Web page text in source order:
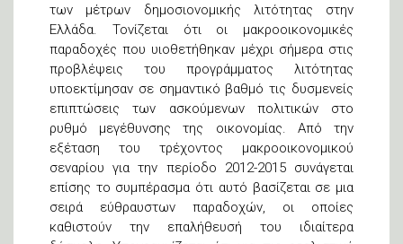
των μέτρων δημοσιονομικής λιτότητας στην
Ελλάδα. Τονίζεται ότι οι μακροοικονομικές
παραδοχές που υιοθετήθηκαν μέχρι σήμερα στις
προβλέψεις του προγράμματος λιτότητας
υποεκτίμησαν σε σημαντικό βαθμό τις δυσμενείς
επιπτώσεις των ασκούμενων πολιτικών στο
ρυθμό μεγέθυνσης της οικονομίας. Από την
εξέταση του τρέχοντος μακροοικονομικού
σεναρίου για την περίοδο 2012-2015 συνάγεται
επίσης το συμπέρασμα ότι αυτό βασίζεται σε μια
σειρά εύθραυστων παραδοχών, οι οποίες
καθιστούν την επαλήθευσή του ιδιαίτερα